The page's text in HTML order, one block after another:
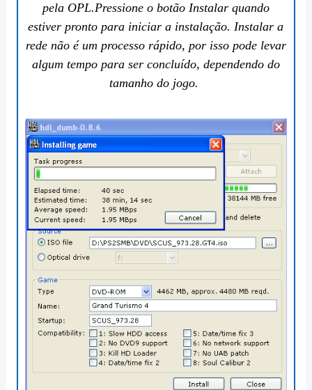
pela OPL.Pressione o botão Instalar quando
estiver pronto para iniciar a instalação. Instalar a
rede não é um processo rápido, por isso pode levar
algum tempo para ser concluído, dependendo do
tamanho do jogo.